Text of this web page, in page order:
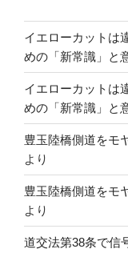
イエローカットは
めの「新常識」と
イエローカットは
めの「新常識」と
豊玉陸橋側道をモ
より
豊玉陸橋側道をモ
より
道交法第38条で信